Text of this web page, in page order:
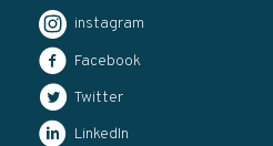
instagram
Facebook
Twitter
LinkedIn